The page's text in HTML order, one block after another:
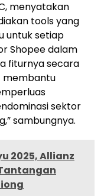
menyatakan
tools yang
untuk setiap
Shopee dalam
fiturnya secara
membantu
sektor
sambungnya.
2025, Allianz